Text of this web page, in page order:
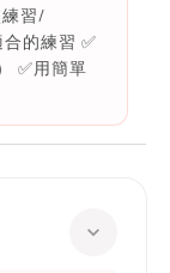
習/
的練習 ✅
✅用簡單